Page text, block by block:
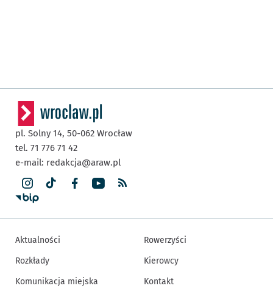
pl. Solny 14, 50-062 Wrocław
tel. 71 776 71 42
e-mail: redakcja@araw.pl
Aktualności
Rozkłady
Komunikacja miejska
Rowerzyści
Kierowcy
Kontakt